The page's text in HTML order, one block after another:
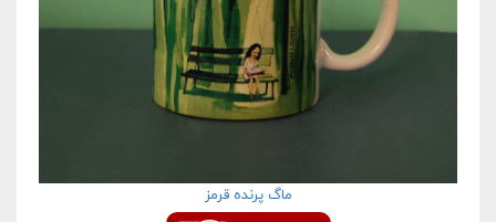
ماگ پرنده قرمز